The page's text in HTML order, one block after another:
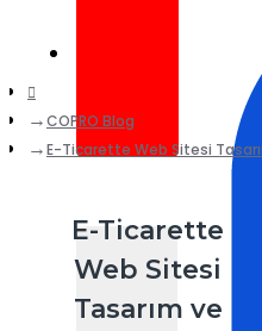
COPRO Blog
E-Ticarette Web Sitesi
E-Ticarette
Web Sitesi
Tasarım ve